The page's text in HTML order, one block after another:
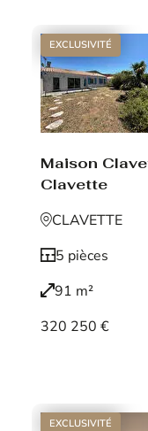
EXCLUSIVITÉ
Maison
Clavette
CLAVETTE
5 pièces
91 m²
320 250 €
EXCLUSIVITÉ